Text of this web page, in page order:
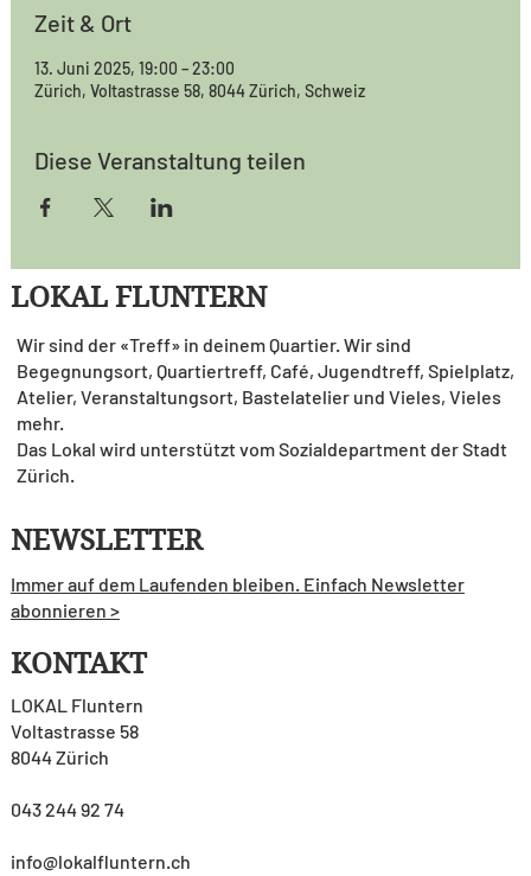
Zeit & Ort
13. Juni 2025, 19:00 – 23:00
Zürich, Voltastrasse 58, 8044 Zürich, Schweiz
Diese Veranstaltung teilen
KONTAKT
LOKAL Fluntern
Voltastrasse 58
8044 Zürich
043 244 92 74
info@lokalfluntern.ch
LOKAL FLUNTERN
Wir sind der «Treff» in deinem Quartier. Wir sind
Begegnungsort, Quartiertreff, Café, Jugendtreff, Spielplatz,
Atelier, Veranstaltungsort, Bastelatelier und Vieles, Vieles
mehr.
Das Lokal wird unterstützt vom Sozialdepartment der Stadt
Zürich.
NEWSLETTER
Immer auf dem Laufenden bleiben. Einfach Newsletter
abonnieren >